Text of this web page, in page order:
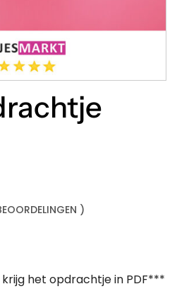
)
het opdrachtje in PDF***